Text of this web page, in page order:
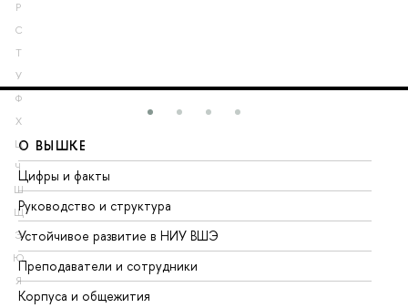
Р
С
Т
У
Ф
Х
Ц
Ч
Ш
Щ
Э
Ю
Я
О ВЫШКЕ
Цифры и факты
Руководство и структура
Устойчивое развитие в НИУ ВШЭ
Преподаватели и сотрудники
Корпуса и общежития